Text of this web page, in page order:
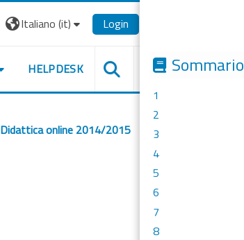
Blocchi
Sommario
1
2
3
4
5
6
7
8
Italiano ‎(it)‎ Login
HELPDESK
Didattica online 2014/2015